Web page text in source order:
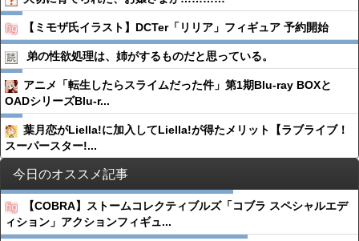
【ミモザ氏イラスト】DCTer「リリア」フィギュア 予約開始
弟の性欲処理は、姉がするものだと思っている。
アニメ「転生したらスライムだった件」第1期Blu-ray BOXと
OADシリーズBlu-r...
葉月恋がLiella!に加入してLiella!が得たメリット【ラブライブ！
スーパースター!...
今日のオススメ記事
【COBRA】ストームコレクティブルズ「コブラ スペシャルエデ
ィション」アクションフィギュ...